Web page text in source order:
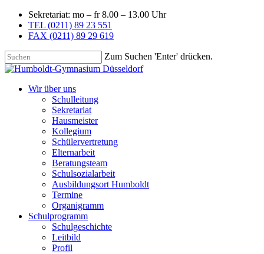
Sekretariat: mo – fr 8.00 – 13.00 Uhr
TEL (0211) 89 23 551
FAX (0211) 89 29 619
Zum Suchen 'Enter' drücken.
Wir über uns
Schulleitung
Sekretariat
Hausmeister
Kollegium
Schülervertretung
Elternarbeit
Beratungsteam
Schulsozialarbeit
Ausbildungsort Humboldt
Termine
Organigramm
Schulprogramm
Schulgeschichte
Leitbild
Profil